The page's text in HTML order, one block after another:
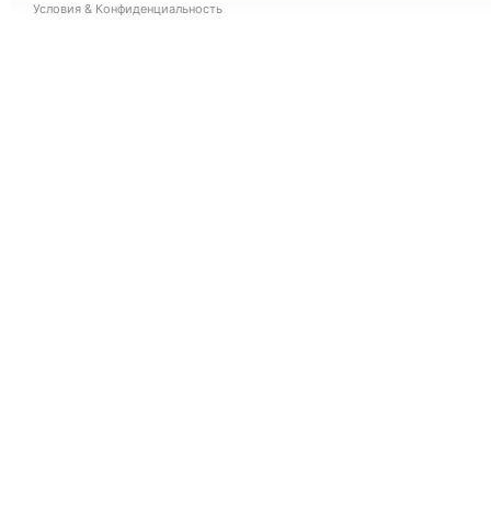
Условия & Конфиденциальность